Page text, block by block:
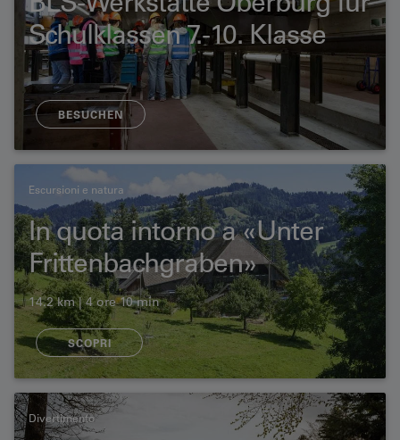
Schulklassen 7.-10. Klasse
BESUCHEN
Escursioni e natura
In quota intorno a «Unter
Frittenbachgraben»
14.2 km | 4 ore 10 min
SCOPRI
Divertimento